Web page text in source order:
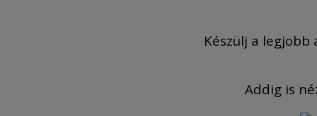
Készülj a
Addig is